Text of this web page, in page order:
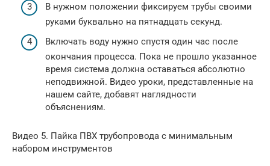
В нужном положении фиксируем трубы своими
руками буквально на пятнадцать секунд.
Включать воду нужно спустя один час после
окончания процесса. Пока не прошло указанное
время система должна оставаться абсолютно
неподвижной. Видео уроки, представленные на
нашем сайте, добавят наглядности
объяснениям.
Видео 5. Пайка ПВХ трубопровода с минимальным
набором инструментов